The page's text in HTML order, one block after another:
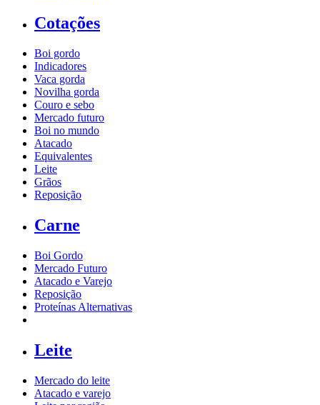
Cotações
Boi gordo
Indicadores
Vaca gorda
Novilha gorda
Couro e sebo
Mercado futuro
Boi no mundo
Atacado
Equivalentes
Leite
Grãos
Reposição
Carne
Boi Gordo
Mercado Futuro
Atacado e Varejo
Reposição
Proteínas Alternativas
Leite
Mercado do leite
Atacado e varejo